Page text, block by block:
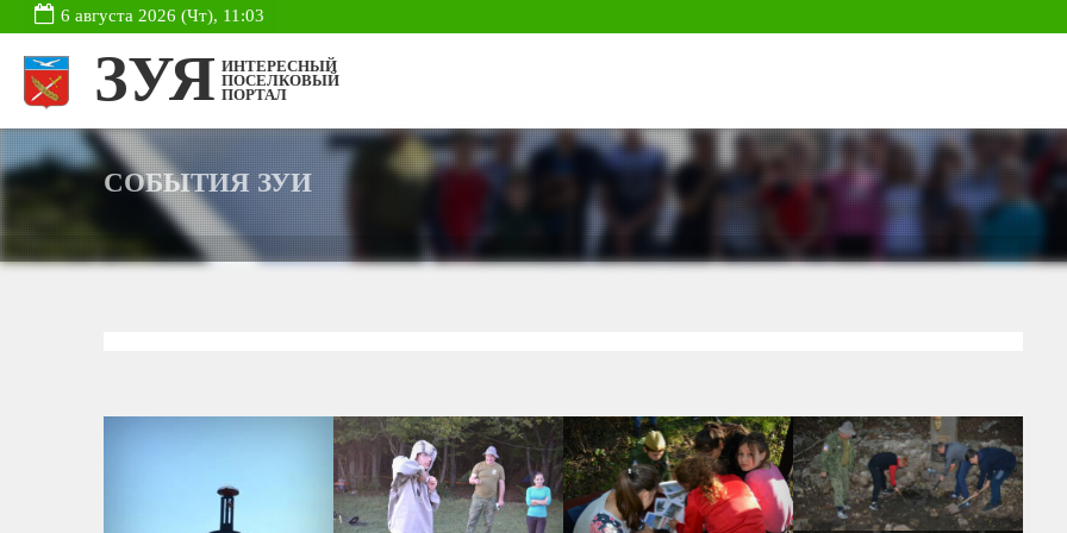
6 августа 2026 (Чт), 11:03
ЗУЯ ИНТЕРЕСНЫЙ
ПОСЕЛКОВЫЙ
ПОРТАЛ
СОБЫТИЯ ЗУИ